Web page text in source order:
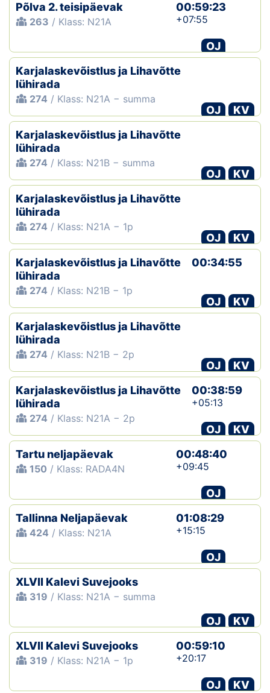
Põlva 2. teisipäevak
263 / Klass: N21A
00:59:23
+07:55
OJ
Karjalaskevõistlus ja Lihavõtte
lühirada
274 / Klass: N21A − summa
OJ
KV
Karjalaskevõistlus ja Lihavõtte
lühirada
274 / Klass: N21B − summa
OJ
KV
Karjalaskevõistlus ja Lihavõtte
lühirada
274 / Klass: N21A − 1p
OJ
KV
Karjalaskevõistlus ja Lihavõtte
lühirada
274 / Klass: N21B − 1p
00:34:55
OJ
KV
Karjalaskevõistlus ja Lihavõtte
lühirada
274 / Klass: N21B − 2p
OJ
KV
Karjalaskevõistlus ja Lihavõtte
lühirada
274 / Klass: N21A − 2p
00:38:59
+05:13
OJ
KV
Tartu neljapäevak
150 / Klass: RADA4N
00:48:40
+09:45
OJ
Tallinna Neljapäevak
424 / Klass: N21A
01:08:29
+15:15
OJ
XLVII Kalevi Suvejooks
319 / Klass: N21A − summa
OJ
KV
XLVII Kalevi Suvejooks
319 / Klass: N21A − 1p
00:59:10
+20:17
OJ KV